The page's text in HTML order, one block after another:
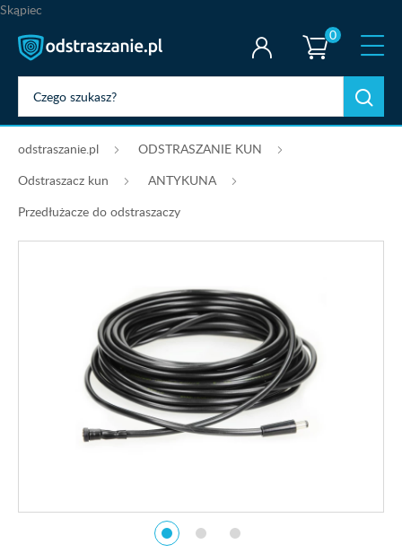
Skąpiec
0
odstraszanie.pl
ODSTRASZANIE KUN
Odstraszacz kun
ANTYKUNA
Przedłużacze do odstraszaczy